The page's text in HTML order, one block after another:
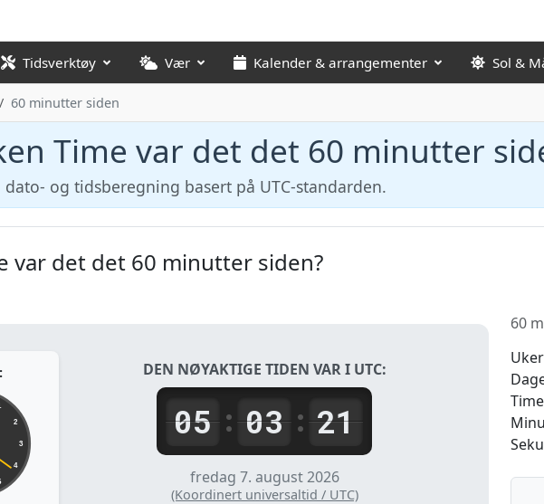
Tidsverktøy Vær Kalender & arrangementer Sol &
60 minutter siden
Time var det det 60 minutter
dato- og tidsberegning basert på UTC-standarden.
var det det 60 minutter siden?
2
3
4
DEN NØYAKTIGE TIDEN VAR I UTC:
05 : 03 : 21
fredag 7. august 2026
(Koordinert universaltid / UTC)
60
Uker